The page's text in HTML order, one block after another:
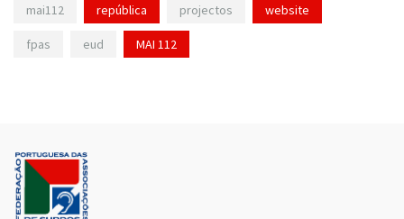
mai112 república projectos website
fpas eud MAI 112